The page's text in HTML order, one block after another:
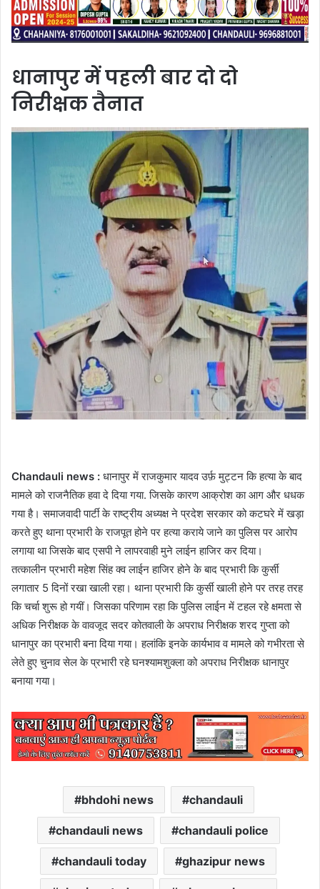
धानापुर में पहली बार दो दो
निरीक्षक तैनात
Chandauli news : धानापुर में राजकुमार यादव उर्फ़ मुट्टन कि हत्या के बाद
मामले को राजनैतिक हवा दे दिया गया. जिसके कारण आक्रोश का आग और धधक
गया है। समाजवादी पार्टी के राष्ट्रीय अध्यक्ष ने प्रदेश सरकार को कटघरे में खड़ा
करते हुए थाना प्रभारी के राजपूत होने पर हत्या कराये जाने का पुलिस पर आरोप
लगाया था जिसके बाद एसपी ने लापरवाही मुने लाईन हाजिर कर दिया।
तत्कालीन प्रभारी महेश सिंह क्व लाईन हाजिर होने के बाद प्रभारी कि कुर्सी
लगातार 5 दिनों रखा खाली रहा। थाना प्रभारी कि कुर्सी खाली होने पर तरह तरह
कि चर्चा शुरू हो गयीं। जिसका परिणाम रहा कि पुलिस लाईन में टहल रहे क्षमता से
अधिक निरीक्षक के वावजूद सदर कोतवाली के अपराध निरीक्षक शरद गुप्ता को
धानापुर का प्रभारी बना दिया गया। हलांकि इनके कार्यभाव व मामले को गभीरता से
लेते हुए चुनाव सेल के प्रभारी रहे घनश्यामशुक्ला को अपराध निरीक्षक धानापुर
बनाया गया।
bhdohi news chandauli
chandauli news chandauli police
chandauli today ghazipur news